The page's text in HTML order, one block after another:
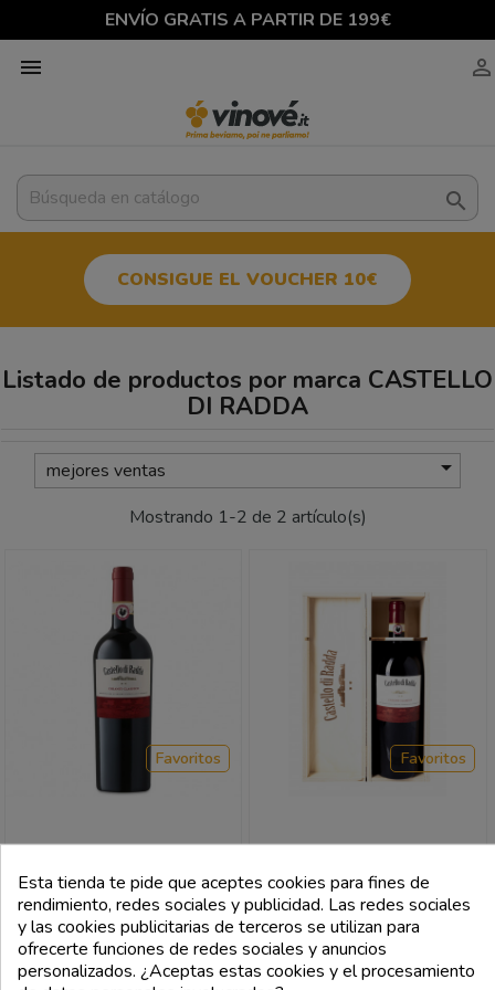
ENVÍO GRATIS A PARTIR DE 199€
 

CONSIGUE EL VOUCHER 10€
Listado de productos por marca CASTELLO
DI RADDA
mejores ventas 
Mostrando 1-2 de 2 artículo(s)
Chianti Classico Docg 2019 -
Castello Di Radda
Precio
18,00 €
Favoritos
Chianti Classico Docg 2018
Magnum 1.5L - Castello Di Radda
Precio
55,00 €
Favoritos
Esta tienda te pide que aceptes cookies para fines de
rendimiento, redes sociales y publicidad. Las redes sociales
y las cookies publicitarias de terceros se utilizan para
ofrecerte funciones de redes sociales y anuncios
personalizados. ¿Aceptas estas cookies y el procesamiento